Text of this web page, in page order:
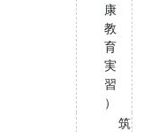
康
教
育
実
習
）
筑